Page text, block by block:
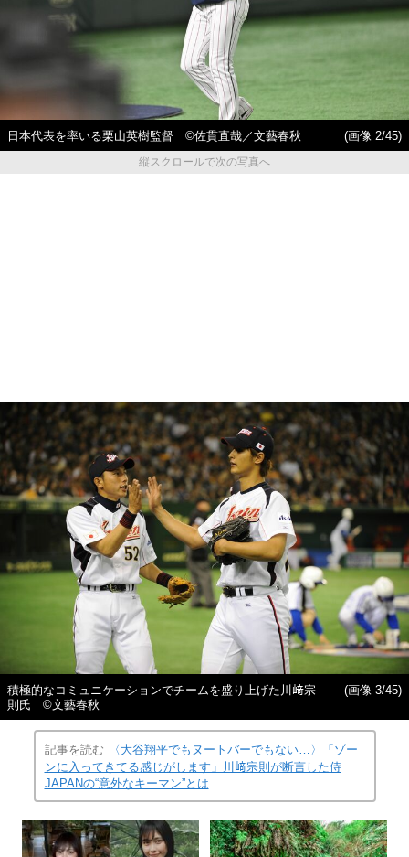
日本代表を率いる栗山英樹監督 ©佐貫直哉／文藝春秋
(画像 2/45)
縦スクロールで次の写真へ
積極的なコミュニケーションでチームを盛り上げた川﨑宗
則氏 ©文藝春秋
(画像 3/45)
記事を読む
〈大谷翔平でもヌートバーでもない…〉「ゾー
ンに入ってきてる感じがします」川﨑宗則が断言した侍
JAPANの“意外なキーマン”とは